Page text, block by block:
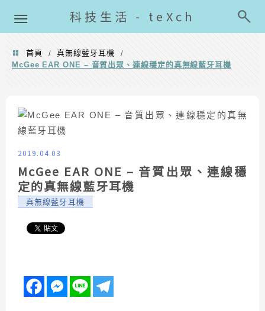
科技生活 - teXch
首頁 / 真無線藍牙耳機
/
McGee EAR ONE – 音質出眾、連線穩定的真無線藍牙耳機
2019.04.03
McGee EAR ONE – 音質出眾、連線穩
定的真無線藍牙耳機
真無線藍牙耳機